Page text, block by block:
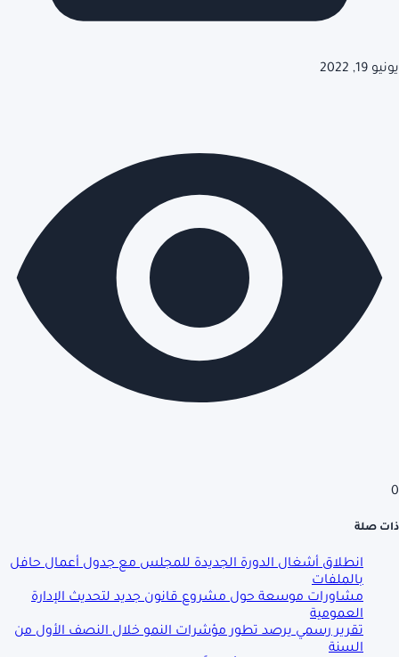
يونيو 19, 2022
0
ذات صلة
انطلاق أشغال الدورة الجديدة للمجلس مع جدول أعمال حافل
بالملفات
مشاورات موسعة حول مشروع قانون جديد لتحديث الإدارة
العمومية
تقرير رسمي يرصد تطور مؤشرات النمو خلال النصف الأول من
السنة